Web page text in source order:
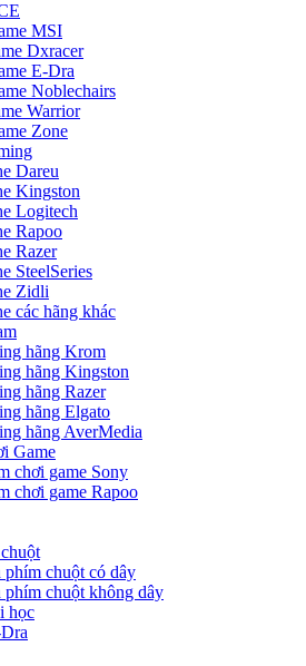
MSI
Dxracer
E-Dra
Noblechairs
Warrior
Zone
Dareu
Kingston
Logitech
Rapoo
Razer
SteelSeries
Zidli
các hãng khác
hãng Krom
hãng Kingston
hãng Razer
hãng Elgato
hãng AverMedia
Game
chơi game Sony
chơi game Rapoo
phím chuột có dây
phím chuột không dây
học